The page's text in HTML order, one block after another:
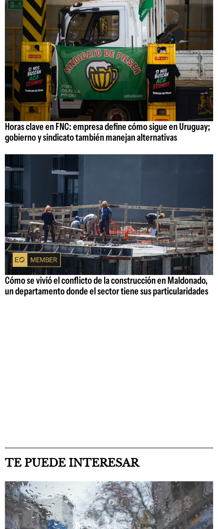
Horas clave en FNC: empresa define cómo sigue en Uruguay;
gobierno y sindicato también manejan alternativas
Cómo se vivió el conflicto de la construcción en Maldonado,
un departamento donde el sector tiene sus particularidades
TE PUEDE INTERESAR